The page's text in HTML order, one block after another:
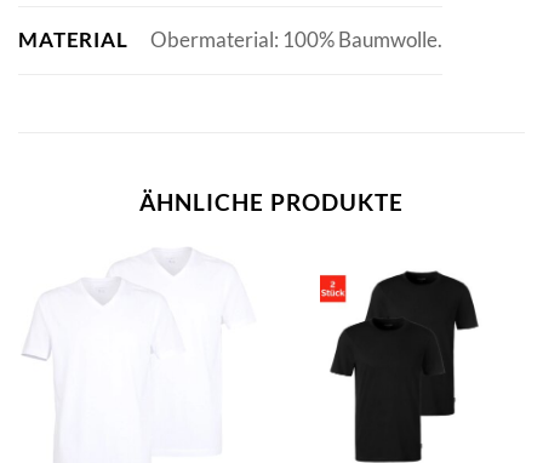
MATERIAL Obermaterial: 100% Baumwolle.
ÄHNLICHE PRODUKTE